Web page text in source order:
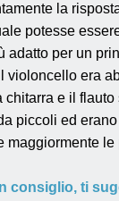
la
potesse
adatto per un
violoncello era
chitarra e il flauto
piccoli ed
maggiormente le
consiglio, ti